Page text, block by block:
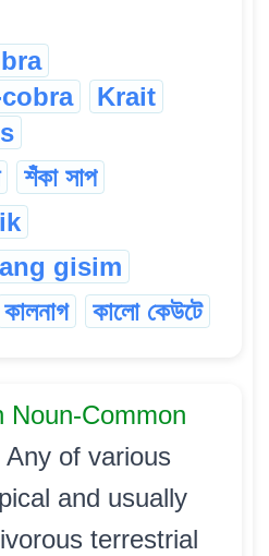
Krait
শঁকা সাপ
gisim
কালনাগ কালো কেউটে
Noun-Common
Any of various
and usually
terrestrial